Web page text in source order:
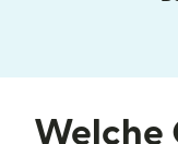
Welche